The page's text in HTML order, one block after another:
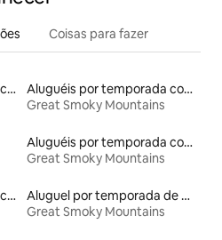
Coisas para fazer
Aluguel por temporada de casas de veraneio
Aluguéis por temporada com acesso ao lago
Great Smoky Mountains
Aluguéis por temporada com banheiro para PCD
Great Smoky Mountains
Aluguel por temporada de casas na árvore
Aluguel por temporada de microcasas
Great Smoky Mountains